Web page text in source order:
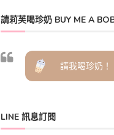
請莉芙喝珍奶 BUY ME A
請我喝珍奶！
LINE 訊息訂閱